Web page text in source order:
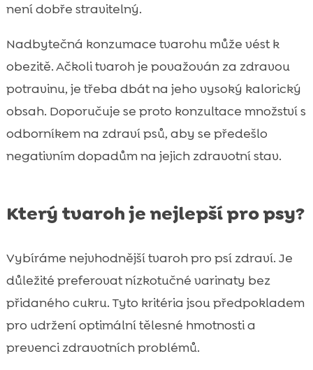
není dobře stravitelný.
Nadbytečná konzumace tvarohu může vést k
obezitě. Ačkoli tvaroh je považován za zdravou
potravinu, je třeba dbát na jeho vysoký kalorický
obsah. Doporučuje se proto konzultace množství s
odborníkem na zdraví psů, aby se předešlo
negativním dopadům na jejich zdravotní stav.
Který tvaroh je nejlepší pro psy?
Vybíráme nejvhodnější tvaroh pro psí zdraví. Je
důležité preferovat nízkotučné varinaty bez
přidaného cukru. Tyto kritéria jsou předpokladem
pro udržení optimální tělesné hmotnosti a
prevenci zdravotních problémů.